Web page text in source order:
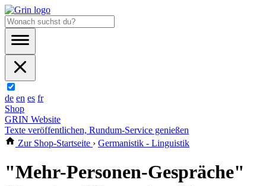
de en es fr
Shop
GRIN Website
Texte veröffentlichen, Rundum-Service genießen
Zur Shop-Startseite › Germanistik - Linguistik
"Mehr-Personen-Gespräche"